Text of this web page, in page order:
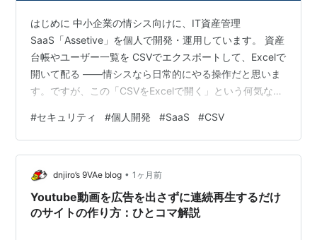
はじめに 中小企業の情シス向けに、IT資産管理
SaaS「Assetive」を個人で開発・運用しています。 資産
台帳やユーザー一覧を CSVでエクスポートして、Excelで
開いて配る ——情シスなら日常的にやる操作だと思いま
す。ですが、この「CSVをExcelで開く」という何気ない
式インジェクション（Formula Injection / CSV
Injection） です。 「自分が作ったCSVなんだから安全で
しょ？」と思うかもしれません。でも、CSVの中身がユ
ーザー入力から作られているなら、話は別です。今回
は、この攻撃の仕組みと、SaaS…
#セキュリティ #個人開発 #SaaS #CSV
dnjiro’s 9VAe blog • 1ヶ月前
Youtube動画を広告を出さずに連続再生するだけ
のサイトの作り方：ひとコマ解説